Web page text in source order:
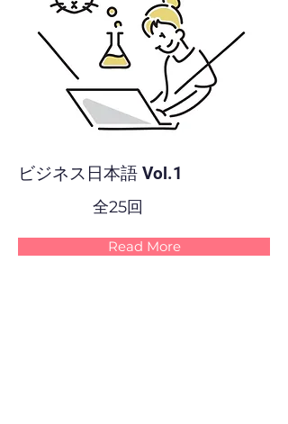
ビジネス日本語 Vol.1
全25回
Read More